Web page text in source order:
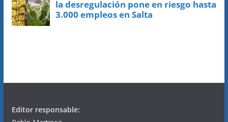
Editor responsable: